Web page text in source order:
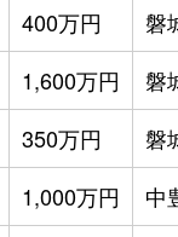
400万円 磐
1,600万円 磐
350万円 磐
1,000万円 中